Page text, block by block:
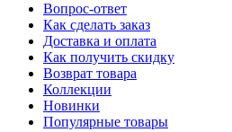
Вопрос-ответ
Как сделать заказ
Доставка и оплата
Как получить скидку
Возврат товара
Коллекции
Новинки
Популярные товары